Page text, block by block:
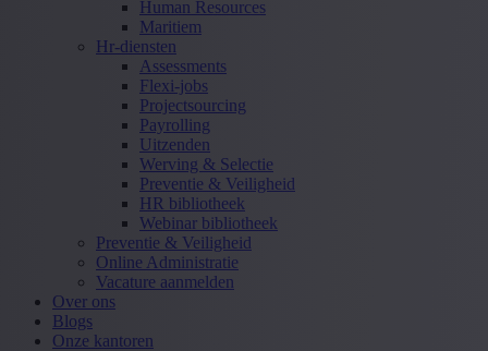
Human Resources
Maritiem
Hr-diensten
Assessments
Flexi-jobs
Projectsourcing
Payrolling
Uitzenden
Werving & Selectie
Preventie & Veiligheid
HR bibliotheek
Webinar bibliotheek
Preventie & Veiligheid
Online Administratie
Vacature aanmelden
Over ons
Blogs
Onze kantoren